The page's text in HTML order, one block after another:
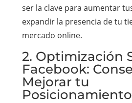
ser la clave para aumentar
expandir la presencia de tu
mercado online.
2. Optimización
Facebook:
Mejorar tu